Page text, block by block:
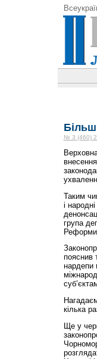
№ 3 (460)
Таким
і
група
Реформи
пояснив
нардепи
кілька
Ще у